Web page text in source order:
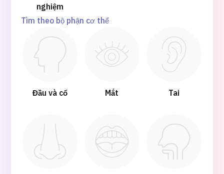
nghiệm
Tìm theo bộ phận cơ thể
Đầu và cổ Mắt Tai